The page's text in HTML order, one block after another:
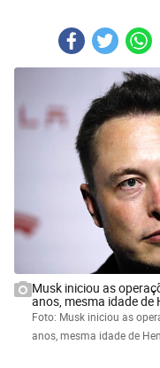
Musk iniciou as
anos, mesma idade
Foto: Musk iniciou as
anos, mesma idade de